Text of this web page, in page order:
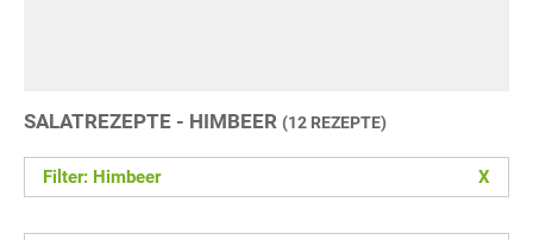
SALATREZEPTE - HIMBEER (12 REZEPTE)
Filter: Himbeer X